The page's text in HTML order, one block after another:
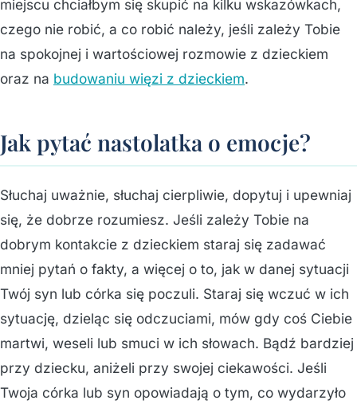
miejscu chciałbym się skupić na kilku wskazówkach,
czego nie robić, a co robić należy, jeśli zależy Tobie
na spokojnej i wartościowej rozmowie z dzieckiem
oraz na budowaniu więzi z dzieckiem.
Jak pytać nastolatka o emocje?
Słuchaj uważnie, słuchaj cierpliwie, dopytuj i upewniaj
się, że dobrze rozumiesz. Jeśli zależy Tobie na
dobrym kontakcie z dzieckiem staraj się zadawać
mniej pytań o fakty, a więcej o to, jak w danej sytuacji
Twój syn lub córka się poczuli. Staraj się wczuć w ich
sytuację, dzieląc się odczuciami, mów gdy coś Ciebie
martwi, weseli lub smuci w ich słowach. Bądź bardziej
przy dziecku, aniżeli przy swojej ciekawości. Jeśli
Twoja córka lub syn opowiadają o tym, co wydarzyło